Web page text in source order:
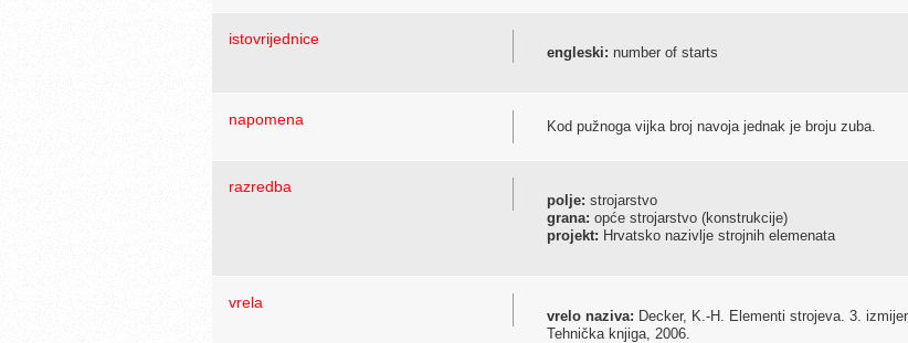
istovrijednice
engleski: number of starts
napomena Kod pužnoga vijka broj navoja jednak je broju zuba.
razredba
polje: strojarstvo
grana: opće strojarstvo (konstrukcije)
projekt: Hrvatsko nazivlje strojnih elemenata
vrela
vrelo naziva: Decker, K.-H. Elementi strojeva. 3.
Tehnička knjiga, 2006.